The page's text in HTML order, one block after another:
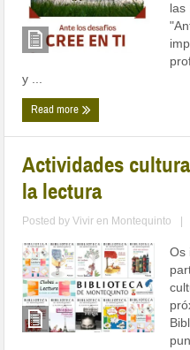
las
y ...
Read more
Actividades
la lectura
Posted byVivir en Montequinto
Os